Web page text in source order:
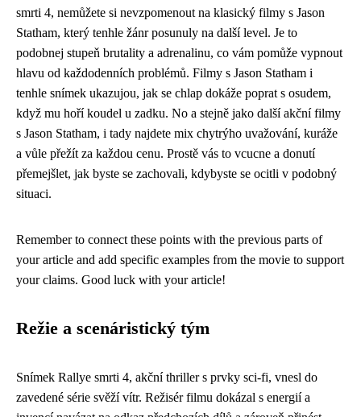
smrti 4, nemůžete si nevzpomenout na klasický filmy s Jason
Statham, který tenhle žánr posunuly na další level. Je to
podobnej stupeň brutality a adrenalinu, co vám pomůže vypnout
hlavu od každodenních problémů. Filmy s Jason Statham i
tenhle snímek ukazujou, jak se chlap dokáže poprat s osudem,
když mu hoří koudel u zadku. No a stejně jako další akční filmy
s Jason Statham, i tady najdete mix chytrýho uvažování, kuráže
a vůle přežít za každou cenu. Prostě vás to vcucne a donutí
přemejšlet, jak byste se zachovali, kdybyste se ocitli v podobný
situaci.
Remember to connect these points with the previous parts of
your article and add specific examples from the movie to support
your claims. Good luck with your article!
Režie a scenáristický tým
Snímek Rallye smrti 4, akční thriller s prvky sci-fi, vnesl do
zavedené série svěží vítr. Režisér filmu dokázal s energií a